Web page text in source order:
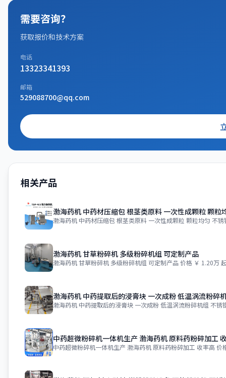
需要咨询？
获取报价和技术方案
电话
13323341393
邮箱
529088700@qq.com
相关产品
渤海药机 中药材压缩包 根茎类原料 一次性成颗粒 颗粒
渤海药机 中药材压缩包 根茎类原料 一次性成颗粒 颗粒均匀 不
渤海药机 甘草粉碎机 多级粉碎机组 可定制产品
渤海药机 甘草粉碎机 多级粉碎机组 可定制产品 价格 ￥ 1.20万
渤海药机 中药提取后的浸膏块 一次成粉 低温涡流粉碎
渤海药机 中药提取后的浸膏块 一次成粉 低温涡流粉碎机组 不锈
中药超微粉碎机一体机生产 渤海药机 原料药粉碎加工
中药超微粉碎机一体机生产 渤海药机 原料药粉碎加工 收率高 价